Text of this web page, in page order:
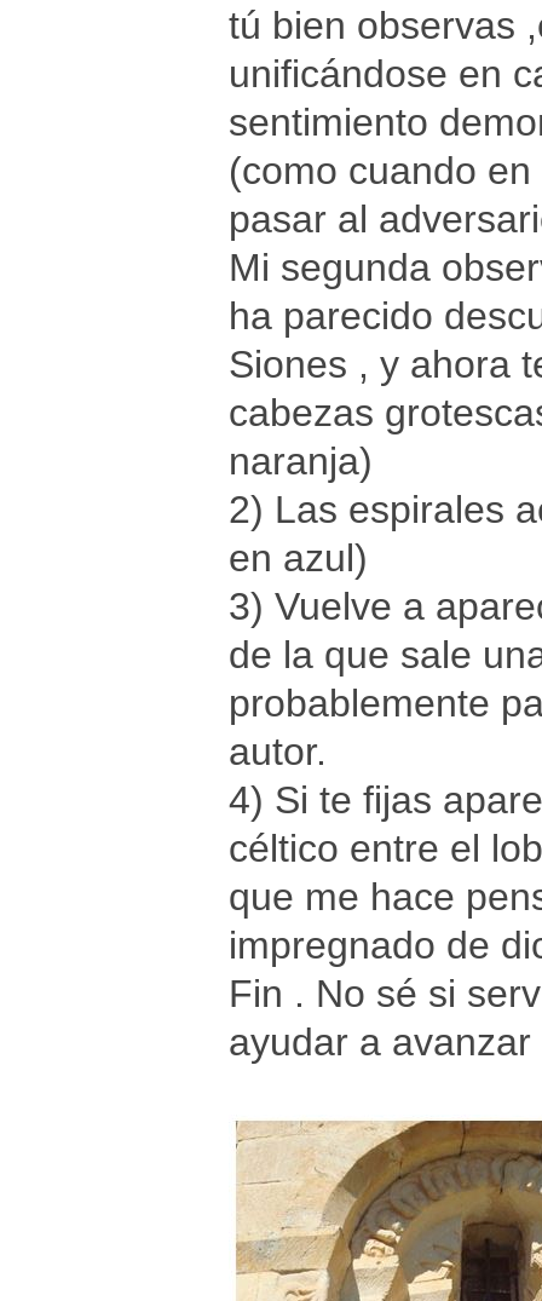
tú bien observas
unificándose en
sentimiento
(como cuando
pasar al
Mi segunda
ha parecido
Siones , y ahora
cabezas
naranja)
2) Las espirales
en azul)
3) Vuelve a
de la que sale
probablemente
autor.
4) Si te fijas
céltico entre el
que me hace
impregnado de
Fin . No sé si
ayudar a